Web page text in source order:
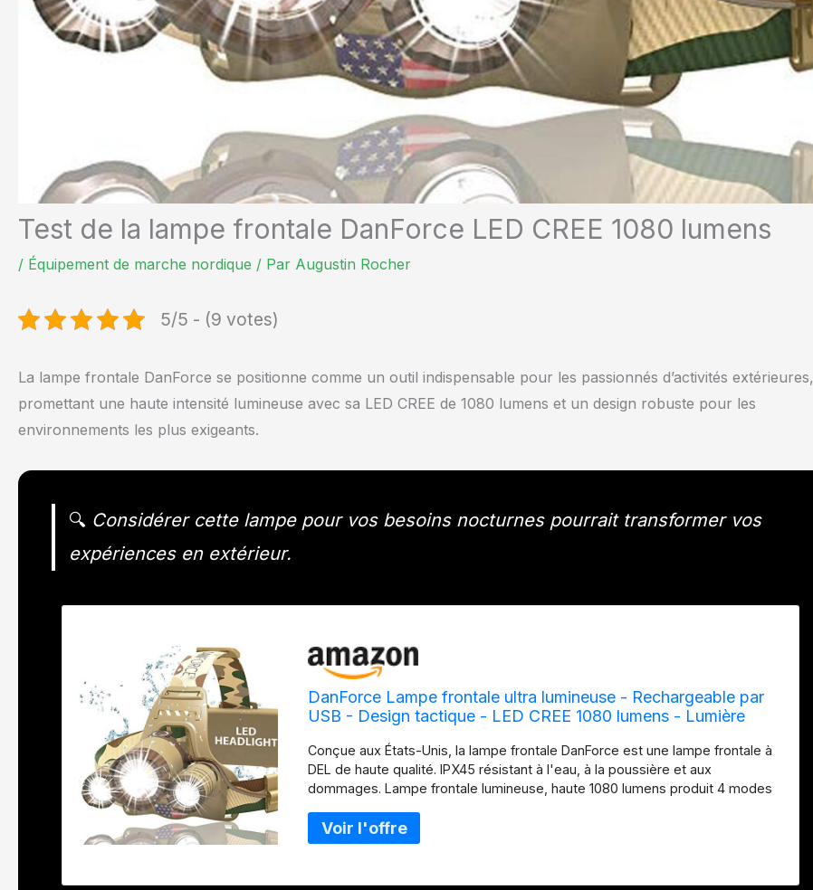
Test de la lampe frontale DanForce LED CREE 1080 lumens
/ Équipement de marche nordique / Par Augustin Rocher
5/5 - (9 votes)
La lampe frontale DanForce se positionne comme un outil indispensable pour les passionnés d’activités extérieures,
promettant une haute intensité lumineuse avec sa LED CREE de 1080 lumens et un design robuste pour les
environnements les plus exigeants.
🔍 Considérer cette lampe pour vos besoins nocturnes pourrait transformer vos
expériences en extérieur.
DanForce Lampe frontale ultra lumineuse - Rechargeable par
USB - Design tactique - LED CREE 1080 lumens - Lumière
Conçue aux États-Unis, la lampe frontale DanForce est une lampe frontale à
DEL de haute qualité. IPX45 résistant à l'eau, à la poussière et aux
dommages. Lampe frontale lumineuse, haute 1080 lumens produit 4 modes
rouge et la lampe frontale réglable à 90 degrés la rendent idéale pour toute
utilisation tactique. Équipement multifonction : changez facilement les
Mise au point zoomable offrant une précision maximale de l'éclair pour le